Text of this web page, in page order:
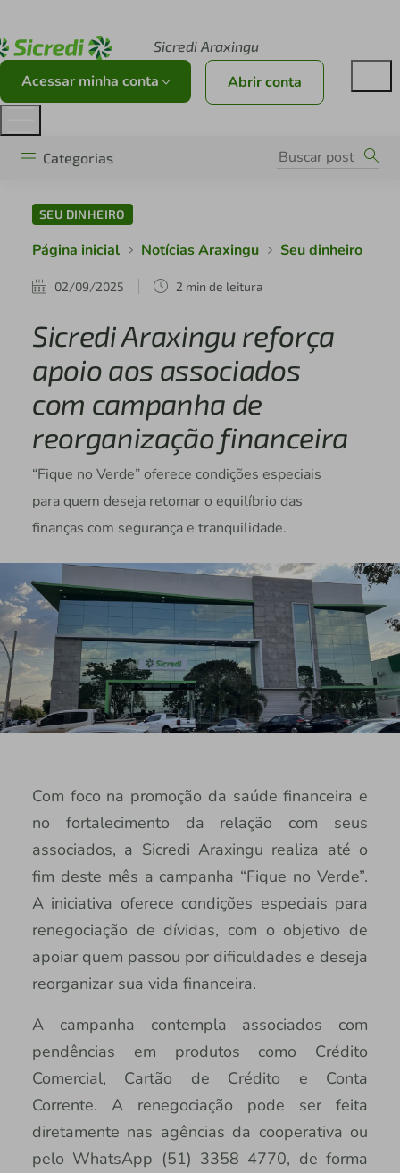
Sicredi Araxingu
Acessar minha conta Abrir conta
Categorias
SEU DINHEIRO
Página inicial Notícias Araxingu Seu dinheiro
02/09/2025 2 min de leitura
Sicredi Araxingu reforça
apoio aos associados
com campanha de
reorganização financeira
“Fique no Verde” oferece condições especiais
para quem deseja retomar o equilíbrio das
finanças com segurança e tranquilidade.
Com foco na promoção da saúde financeira e
no fortalecimento da relação com seus
associados, a Sicredi Araxingu realiza até o
fim deste mês a campanha “Fique no Verde”.
A iniciativa oferece condições especiais para
renegociação de dívidas, com o objetivo de
apoiar quem passou por dificuldades e deseja
reorganizar sua vida financeira.
A campanha contempla associados com
pendências em produtos como Crédito
Comercial, Cartão de Crédito e Conta
Corrente. A renegociação pode ser feita
diretamente nas agências da cooperativa ou
pelo WhatsApp (51) 3358 4770, de forma